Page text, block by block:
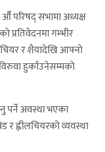
परिषद् सभामा अध्यक्ष
प्रतिवेदनमा गम्भीर
र शैयादेखि आफ्नो
हुर्काउनेसम्मको
पर्ने अवस्था भएका
र ह्वीलचियरको व्यवस्था